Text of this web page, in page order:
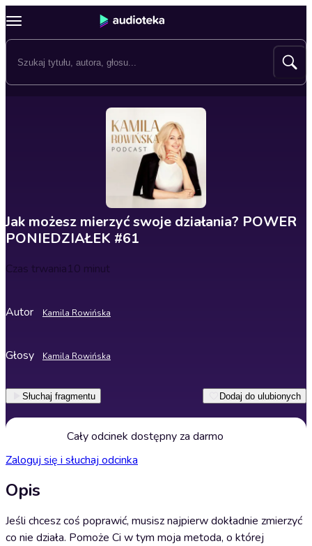
Jak możesz mierzyć swoje działania? POWER
PONIEDZIAŁEK #61
Czas trwania10 minut
Autor Kamila Rowińska
Głosy Kamila Rowińska
Słuchaj fragmentu Dodaj do ulubionych
Cały odcinek dostępny za darmo
Zaloguj się i słuchaj odcinka
Opis
Jeśli chcesz coś poprawić, musisz najpierw dokładnie zmierzyć
co nie działa. Pomoże Ci w tym moja metoda, o której